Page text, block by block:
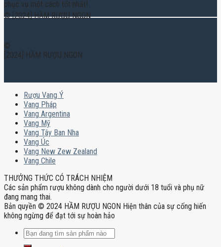
phục vụ một cách tốt nhất!
© [2024] HẦM RƯỢU NGON
©
[2024] HẦM RƯỢU NGON
Rượu Vang Ý
Vang Pháp
Vang Argentina
Vang Mỹ
Vang Tây Ban Nha
Vang Úc
Vang New Zew Zealand
Vang Chile
THƯỞNG THỨC CÓ TRÁCH NHIỆM
Các sản phẩm rượu không dành cho người dưới 18 tuổi và phụ nữ
đang mang thai.
Bản quyền © 2024 HẦM RƯỢU NGON Hiện thân của sự cống hiến
không ngừng để đạt tới sự hoàn hảo
Tìm
kiếm: